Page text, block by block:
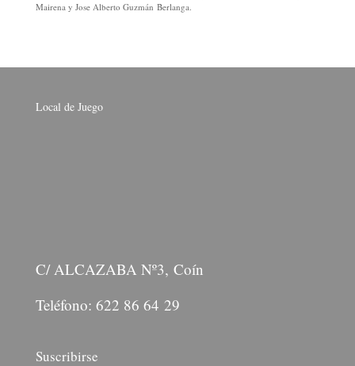
Mairena y Jose Alberto Guzmán Berlanga.
Local de Juego
C/ ALCAZABA Nº3, Coín
Teléfono: 622 86 64 29
Suscribirse